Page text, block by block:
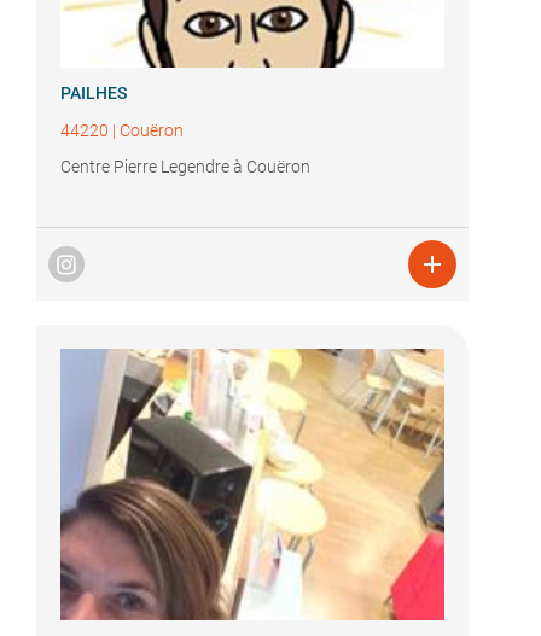
PAILHES
44220 | Couëron
Centre Pierre Legendre à Couëron
